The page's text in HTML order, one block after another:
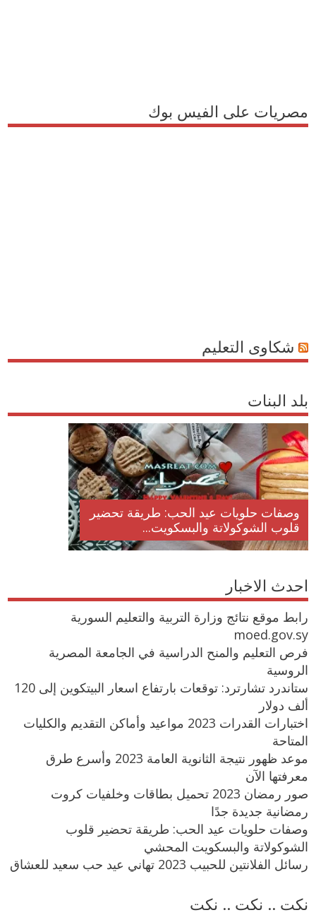
مصريات على الفيس بوك
شكاوى التعليم
بلد البنات
وصفات
قلوب
أكلات عيد راس السنة الميلادية
المجيد الكريسما...
احدث الاخبار
رابط موقع نتائج وزارة التربية والتعليم السورية
moed.gov.sy
فرص التعليم والمنح الدراسية في الجامعة المصرية
الروسية
ستاندرد تشارترد: توقعات بارتفاع اسعار البيتكوين إلى 120
ألف دولار
اختبارات القدرات 2023 مواعيد وأماكن التقديم والكليات
المتاحة
موعد ظهور نتيجة الثانوية العامة 2023 وأسرع طرق
معرفتها الآن
صور رمضان 2023 تحميل بطاقات وخلفيات كروت
رمضانية جديدة جدًا
وصفات حلويات عيد الحب: طريقة تحضير قلوب
الشوكولاتة والبسكويت المحشي
رسائل الفلانتين للحبيب 2023 تهاني عيد حب سعيد للعشاق
نكت .. نكت .. نكت